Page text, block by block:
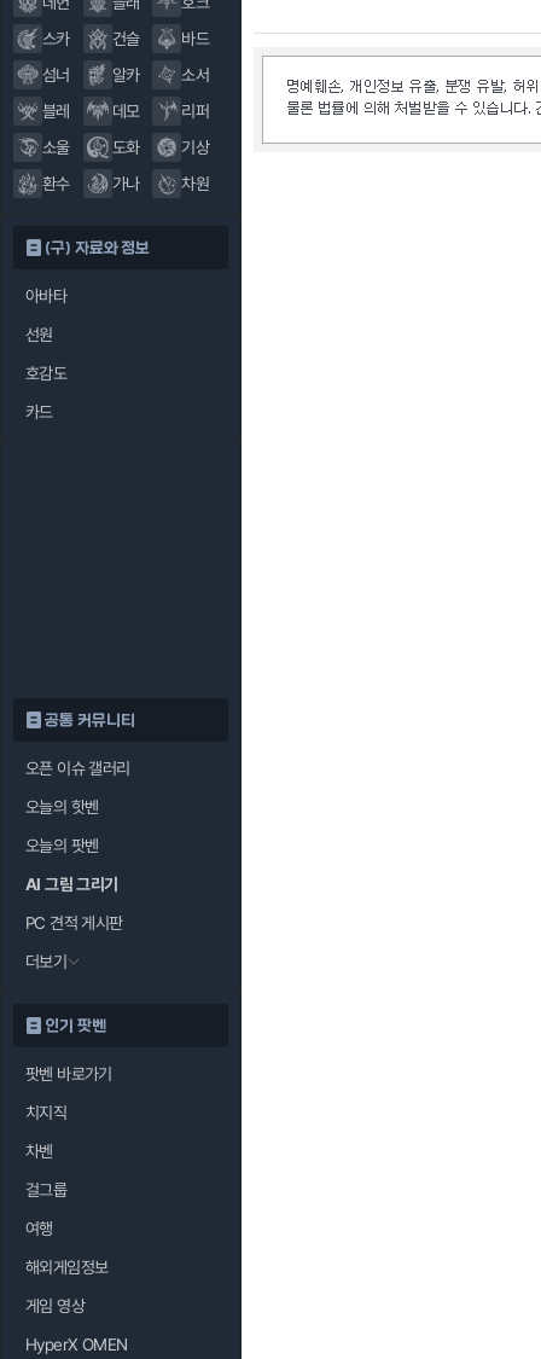
스카
건슬
바드
섬너
알카
소서
블레
데모
리퍼
소울
도화
기상
환수
가나 차원
(구) 자료와 정보
아바타
선원
호감도
카드
공통 커뮤니티
오픈 이슈 갤러리
오늘의 핫벤
오늘의 팟벤
AI 그림 그리기
PC 견적 게시판
더보기
인기 팟벤
팟벤 바로가기
치지직
차벤
걸그룹
여행
해외게임정보
게임 영상
HyperX OMEN